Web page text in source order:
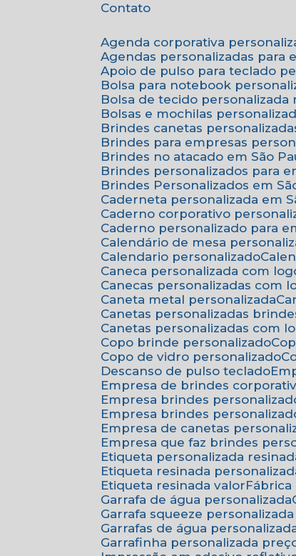
Contato
Agenda corporativa
Agendas personalizadas para
Apoio de pulso para teclado
Bolsa para notebook
Bolsa de tecido personalizada
Bolsas e mochilas
Brindes canetas
Brindes para empresas
Brindes no atacado em São
Brindes personalizados para
Brindes Personalizados em
Caderneta personalizada em
Caderno corporativo
Caderno personalizado para
Calendário de mesa
Calendario personalizado
Caneca personalizada com
Canecas personalizadas com
Caneta metal personalizada
Canetas personalizadas
Canetas personalizadas com
Copo brinde personalizado
Copo de vidro personalizado
Descanso de pulso teclado
Empresa de brindes
Empresa brindes
Empresa brindes
Empresa de canetas
Empresa que faz brindes
Etiqueta personalizada
Etiqueta resinada
Etiqueta resinada valor
Garrafa de água personalizada
Garrafa squeeze
Garrafas de água
Garrafinha personalizada